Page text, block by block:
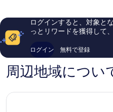
し
口
コ
558
件
の
口
ログインすると、対象と
っとリワードを獲得して
ログイン 無料で登録
周辺地域につい